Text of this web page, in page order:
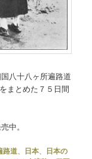
八十八ヶ所遍路道
まとめた７５日間
中。
路道 日本
日本の